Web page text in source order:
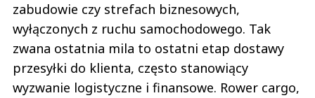
zabudowie czy strefach biznesowych,
wyłączonych z ruchu samochodowego. Tak
zwana ostatnia mila to ostatni etap dostawy
przesyłki do klienta, często stanowiący
wyzwanie logistyczne i finansowe. Rower cargo,